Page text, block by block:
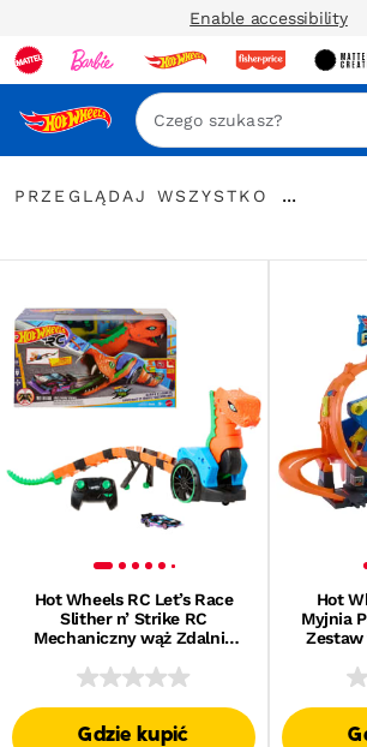
Enable accessibility
Przeglądaj
PRZEGLĄDAJ WSZYSTKO
...
Hot Wheels RC Let’s Race
Slither n’ Strike RC
Mechaniczny wąż Zdalnie
2 w 1 Interaktywna zabawka
Gdzie kupić
Hot
Myjnia